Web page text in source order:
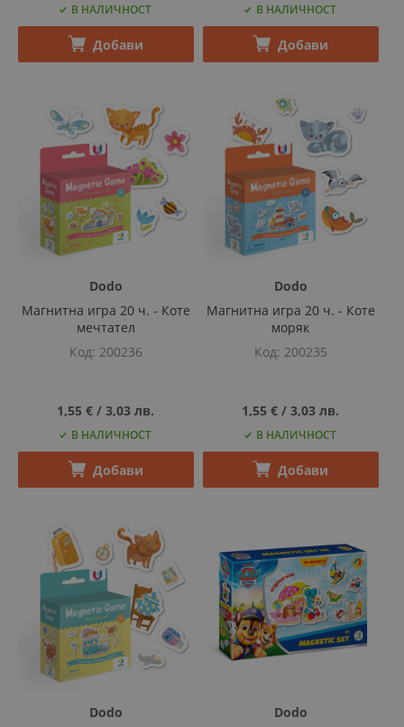
В НАЛИЧНОСТ
Добави
В НАЛИЧНОСТ
Добави
Dodo
Магнитна игра 20 ч. - Коте
мечтател
Код 200236
1,55 € ‎/‎ 3,03 лв.
В НАЛИЧНОСТ
Добави
Dodo
Магнитна игра 20 ч. - Коте
моряк
Код 200235
1,55 € ‎/‎ 3,03 лв.
В НАЛИЧНОСТ
Добави
Dodo
Dodo